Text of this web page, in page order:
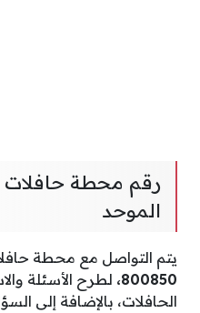
رقم محطة حافلات
الموحد
يتم التواصل مع محطة
800850، لطرح الأسئلة
الحافلات، بالإضافة إلى